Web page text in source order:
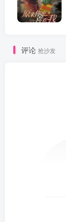
评论 抢沙发